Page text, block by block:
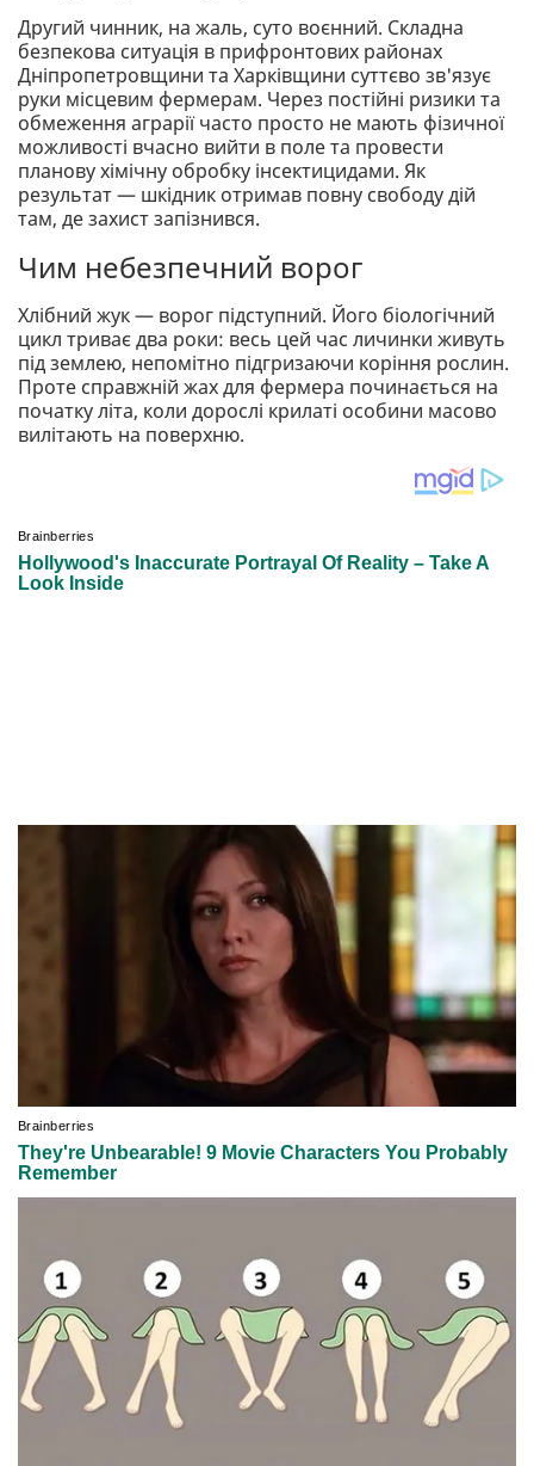
Другий чинник, на жаль, суто воєнний. Складна
безпекова ситуація в прифронтових районах
Дніпропетровщини та Харківщини суттєво зв'язує
руки місцевим фермерам. Через постійні ризики та
обмеження аграрії часто просто не мають фізичної
можливості вчасно вийти в поле та провести
планову хімічну обробку інсектицидами. Як
результат — шкідник отримав повну свободу дій
там, де захист запізнився.
Чим небезпечний ворог
Хлібний жук — ворог підступний. Його біологічний
цикл триває два роки: весь цей час личинки живуть
під землею, непомітно підгризаючи коріння рослин.
Проте справжній жах для фермера починається на
початку літа, коли дорослі крилаті особини масово
вилітають на поверхню.